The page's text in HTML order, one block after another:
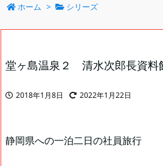
ホーム > シリーズ
堂ヶ島温泉２ 清水次郎長資料
2018年1月8日 2022年1月22日
静岡県への一泊二日の社員旅行